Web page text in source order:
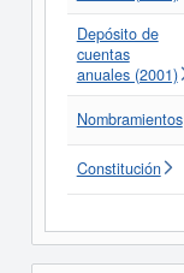
Depósito de
cuentas
anuales (2001)
Nombramientos
Constitución